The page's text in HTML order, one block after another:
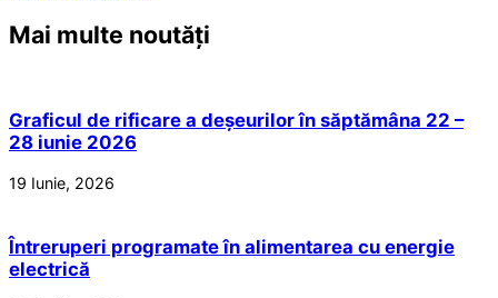
Mai multe noutăți
Graficul de rificare a deșeurilor în săptămâna 22 –
28 iunie 2026
19 Iunie, 2026
Întreruperi programate în alimentarea cu energie
electrică